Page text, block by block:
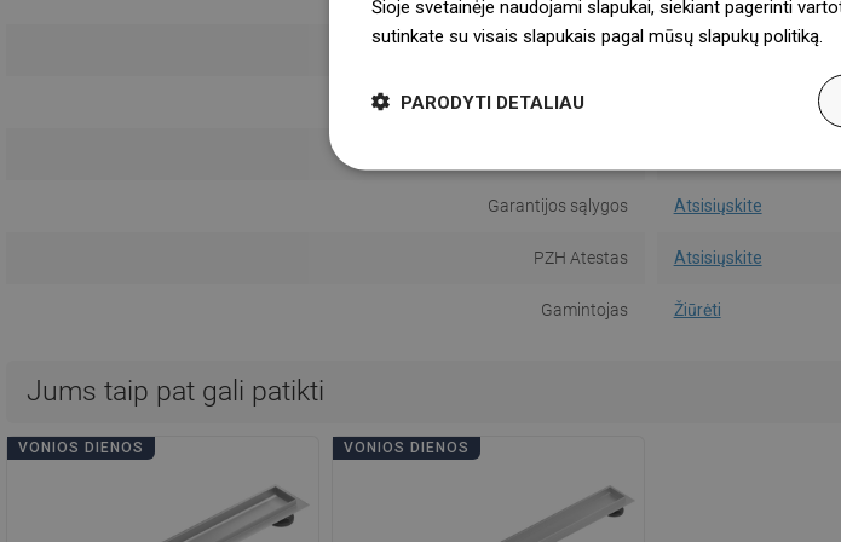
Galimybė įklijuoti plyteles Ne
Naudojimo instrukcija
Garantijos sąlygos Atsisiųskite
PZH Atestas Atsisiųskite
Gamintojas Žiūrėti
Jums taip pat gali patikti
VONIOS DIENOS VONIOS DIENOS
Šioje svetainėje naudojami slapukai, siekiant pagerinti
sutinkate su visais slapukais pagal mūsų slapukų politiką.
PARODYTI DETALIAU